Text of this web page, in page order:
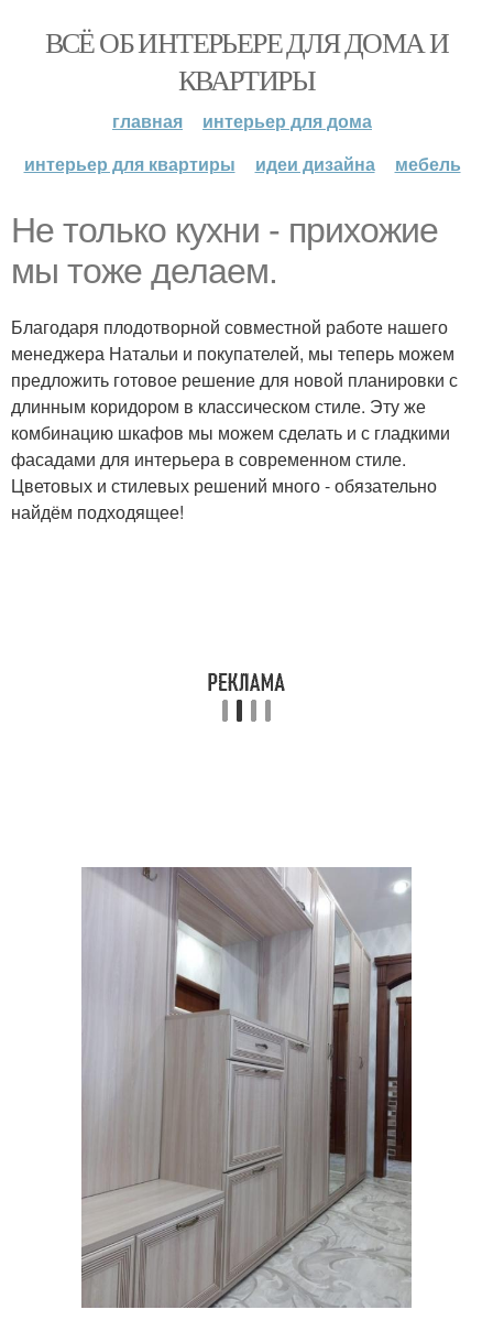
ВСЁ ОБ ИНТЕРЬЕРЕ ДЛЯ ДОМА И
КВАРТИРЫ
главная
интерьер для дома
интерьер для квартиры
идеи дизайна мебель
Не только кухни - прихожие
мы тоже делаем.
Благодаря плодотворной совместной работе нашего
менеджера Натальи и покупателей, мы теперь можем
предложить готовое решение для новой планировки с
длинным коридором в классическом стиле. Эту же
комбинацию шкафов мы можем сделать и с гладкими
фасадами для интерьера в современном стиле.
Цветовых и стилевых решений много - обязательно
найдём подходящее!